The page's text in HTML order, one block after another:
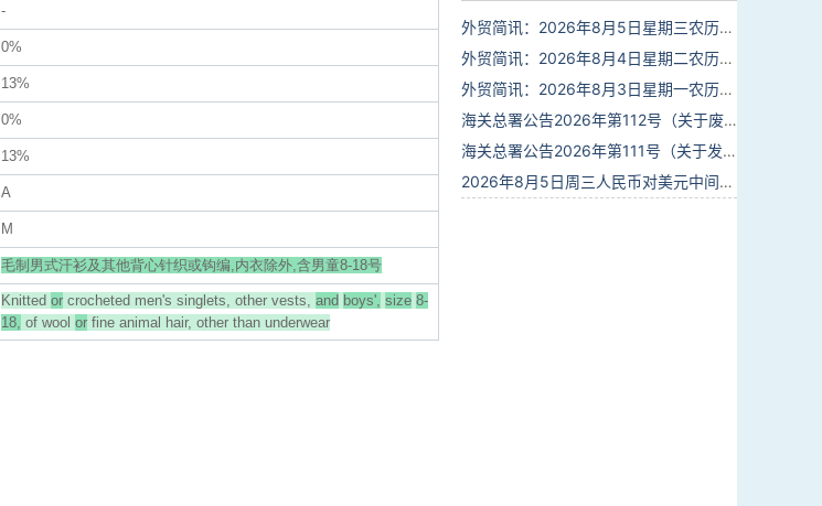
-
0%
13%
0%
13%
A
M
毛制男式汗衫及其他背心针织或钩编,内衣除外,含男童8-18号
Knitted or crocheted men's singlets, other vests, and boys', size 8-
18, of wool or fine animal hair, other than underwear
外贸简讯：2026年8月5日星期三农历六月廿三
外贸简讯：2026年8月4日星期二农历六月廿二
外贸简讯：2026年8月3日星期一农历六月廿一
海关总署公告2026年第112号（关于废止部分卫生检疫类规范性文件的公告）
海关总署公告2026年第111号（关于发布《进出境动植物检疫处理监督管理工作规定》《进出境卫生处理监督管理工作规定》的公告）
2026年8月5日周三人民币对美元中间价报6.7889调升28个基点